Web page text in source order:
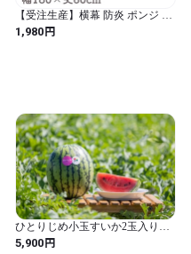
【受注生産】横幕 防炎 ポンジ ゆ
できび 新鮮 180×60cm 50483
1,980円
ひとりじめ小玉すいか2玉入り＊
道内送料込み
5,900円